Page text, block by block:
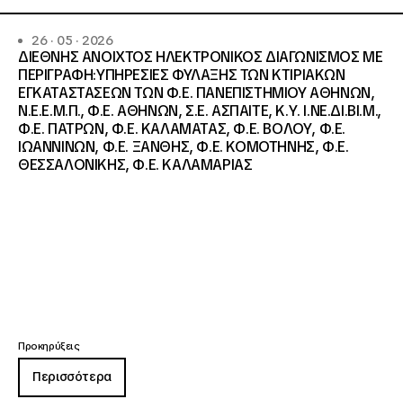
26 · 05 · 2026
ΔΙΕΘΝΗΣ ΑΝΟΙΧΤΟΣ ΗΛΕΚΤΡΟΝΙΚΟΣ ΔΙΑΓΩΝΙΣΜΟΣ ΜΕ
ΠΕΡΙΓΡΑΦΗ:ΥΠΗΡΕΣΙΕΣ ΦΥΛΑΞΗΣ ΤΩΝ ΚΤΙΡΙΑΚΩΝ
ΕΓΚΑΤΑΣΤΑΣΕΩΝ ΤΩΝ Φ.Ε. ΠΑΝΕΠΙΣΤΗΜΙΟΥ ΑΘΗΝΩΝ,
Ν.Ε.Ε.Μ.Π., Φ.Ε. ΑΘΗΝΩΝ, Σ.Ε. ΑΣΠΑΙΤΕ, Κ.Υ. Ι.ΝΕ.ΔΙ.ΒΙ.Μ.,
Φ.Ε. ΠΑΤΡΩΝ, Φ.Ε. ΚΑΛΑΜΑΤΑΣ, Φ.Ε. ΒΟΛΟΥ, Φ.Ε.
ΙΩΑΝΝΙΝΩΝ, Φ.Ε. ΞΑΝΘΗΣ, Φ.Ε. ΚΟΜΟΤΗΝΗΣ, Φ.Ε.
ΘΕΣΣΑΛΟΝΙΚΗΣ, Φ.Ε. ΚΑΛΑΜΑΡΙΑΣ
Προκηρύξεις
Περισσότερα